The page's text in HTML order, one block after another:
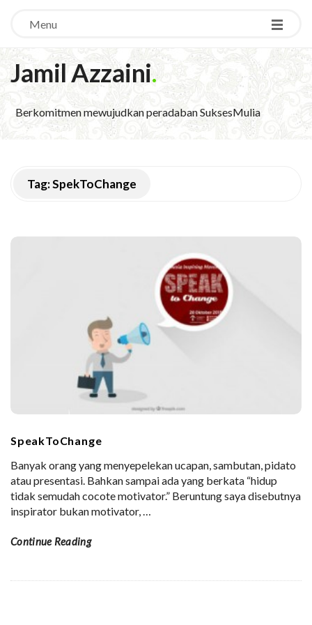
Menu
Jamil Azzaini.
Berkomitmen mewujudkan peradaban SuksesMulia
Tag:SpekToChange
SpeakToChange
Banyak orang yang menyepelekan ucapan, sambutan, pidato
atau presentasi. Bahkan sampai ada yang berkata “hidup
tidak semudah cocote motivator.” Beruntung saya disebutnya
inspirator bukan motivator,…
Continue Reading